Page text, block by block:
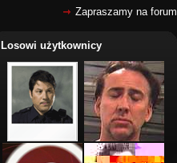
Zapraszamy na forum
Losowi użytkownicy